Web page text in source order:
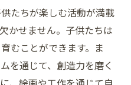
たちが楽しむ活動が満載
かせません。子供たちは
むことができます。ま
を通じて、創造力を磨く